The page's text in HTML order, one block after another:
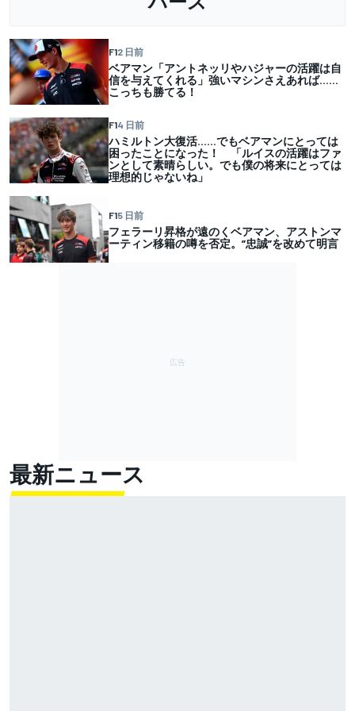
F12 日前
ベアマン「アントネッリやハジャーの活躍は自
信を与えてくれる」強いマシンさえあれば……
こっちも勝てる！
F14 日前
ハミルトン大復活……でもベアマンにとっては
困ったことになった！ 「ルイスの活躍はファ
ンとして素晴らしい。でも僕の将来にとっては
理想的じゃないね」
F15 日前
フェラーリ昇格が遠のくベアマン、アストンマ
ーティン移籍の噂を否定。”忠誠”を改めて明言
最新ニュース